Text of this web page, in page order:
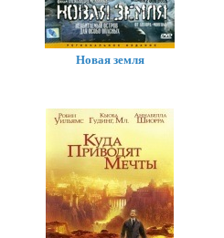
Новая земля